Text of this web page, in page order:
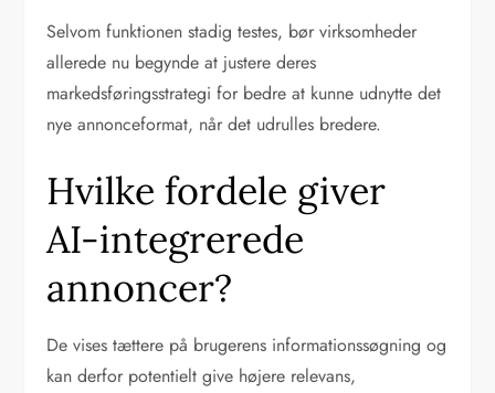
Selvom funktionen stadig testes, bør virksomheder
allerede nu begynde at justere deres
markedsføringsstrategi for bedre at kunne udnytte det
nye annonceformat, når det udrulles bredere.
Hvilke fordele giver
AI-integrerede
annoncer?
De vises tættere på brugerens informationssøgning og
kan derfor potentielt give højere relevans,